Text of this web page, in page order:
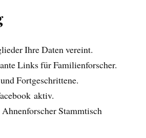
Ihre Daten vereint.
Links für Familienforscher.
Fortgeschrittene.
aktiv.
Stammtisch